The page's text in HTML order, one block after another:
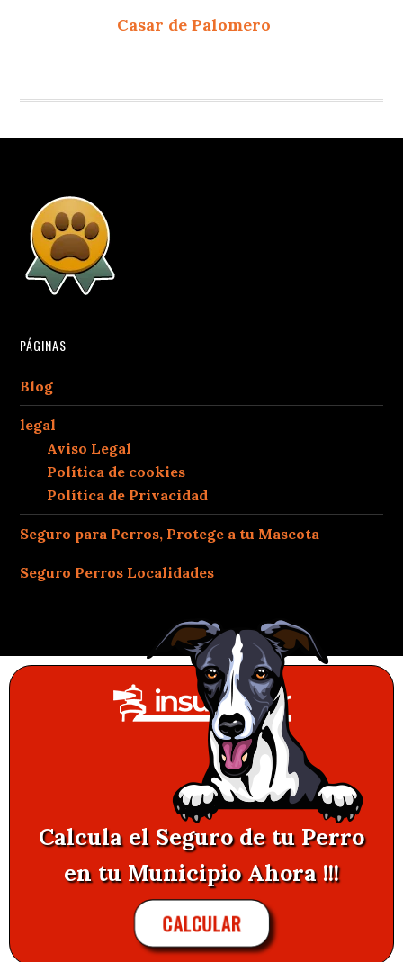
Casar de Palomero
PÁGINAS
Blog
legal
Aviso Legal
Política de cookies
Política de Privacidad
Seguro para Perros, Protege a tu Mascota
Seguro Perros Localidades
Calcula el Seguro de tu Perro
en tu Municipio Ahora !!!
CALCULAR